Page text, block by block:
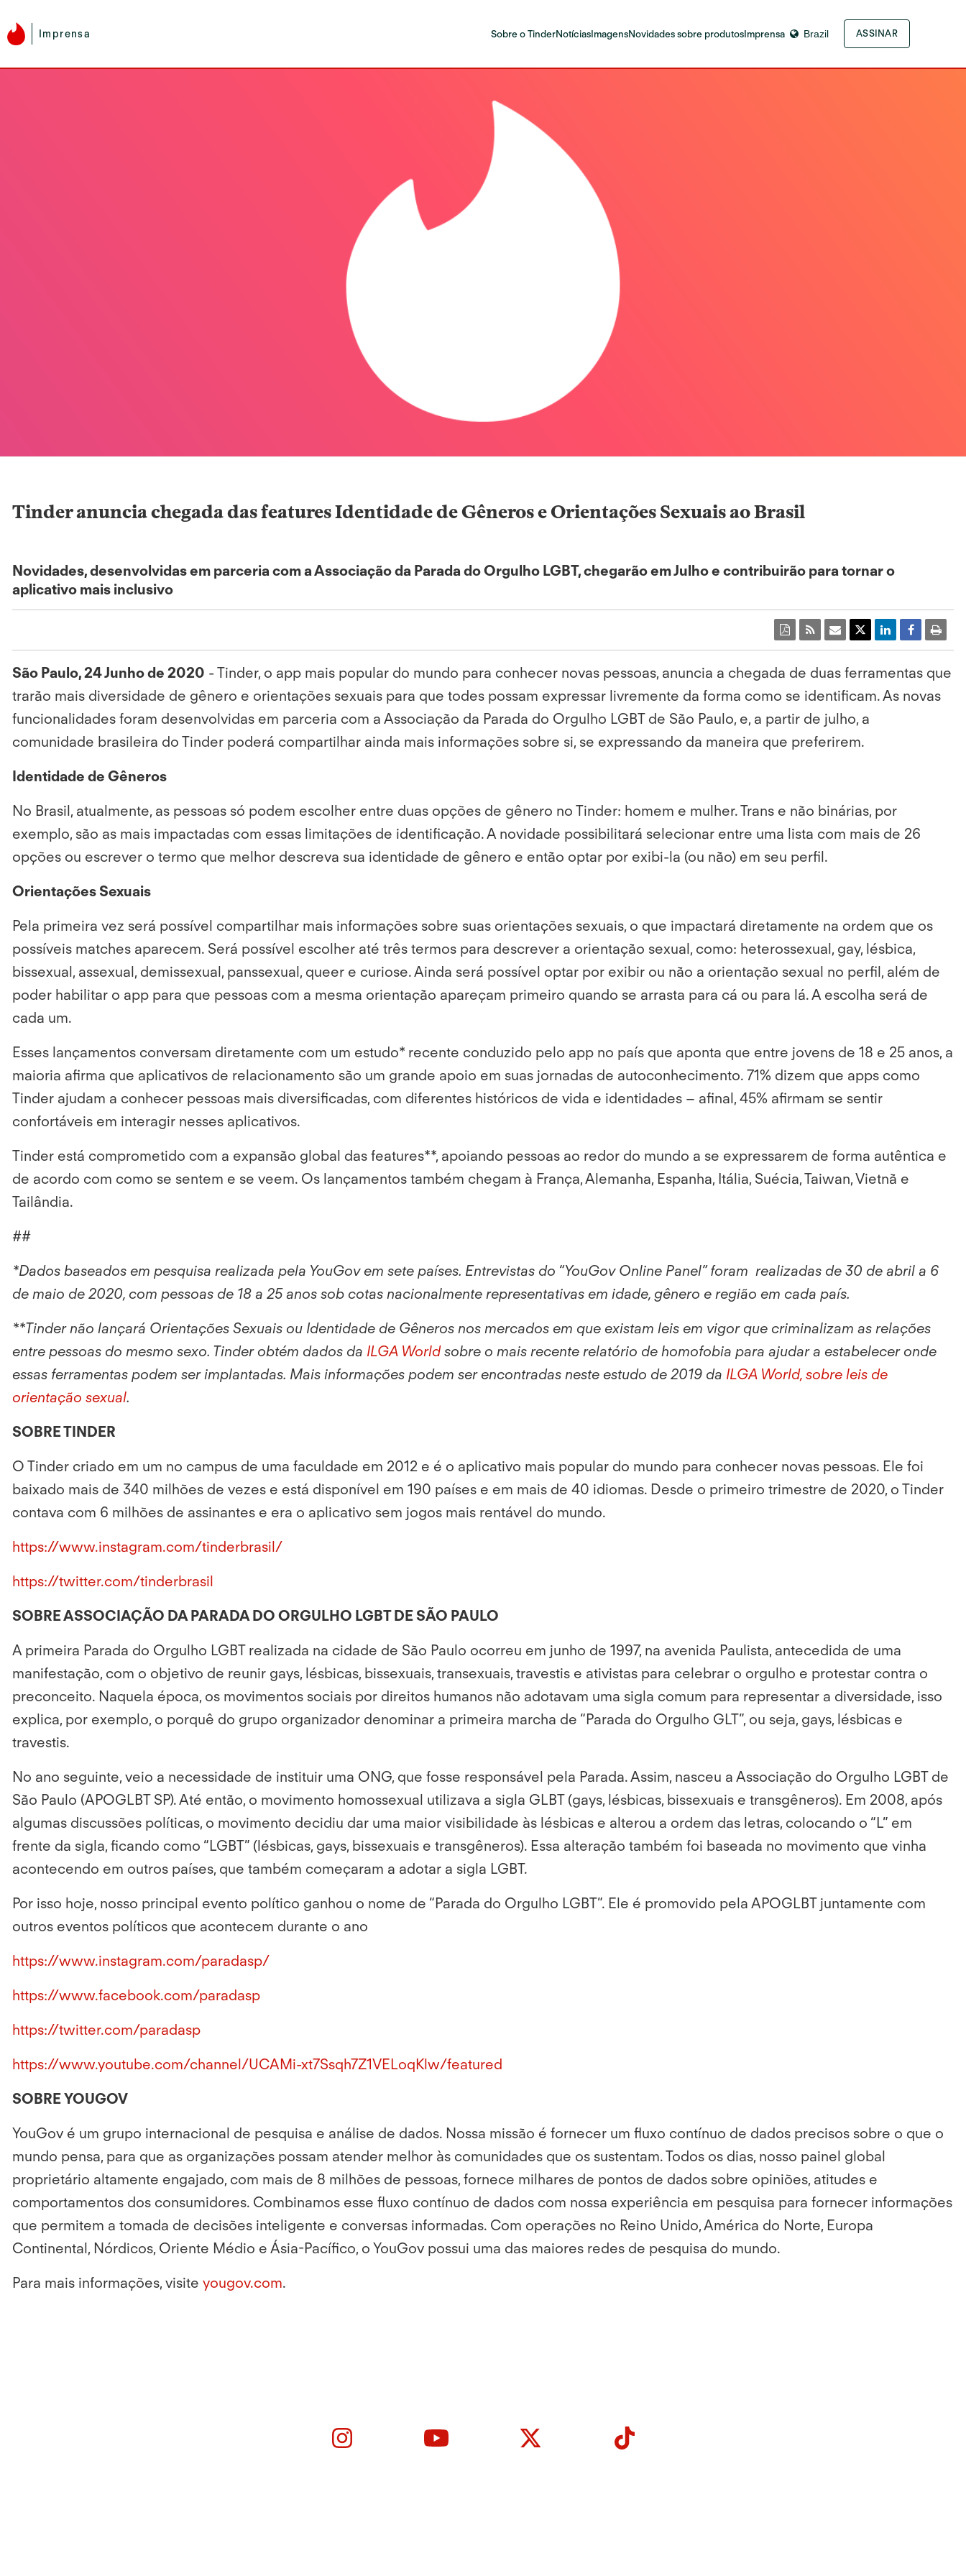
Imprensa Sobre o TinderNotíciasImagensNovidades sobre produtosImprensa Brazil ASSINAR
Tinder anuncia chegada das features Identidade de Gêneros e Orientações Sexuais ao Brasil
Novidades, desenvolvidas em parceria com a Associação da Parada do Orgulho LGBT, chegarão em Julho e contribuirão para tornar o
aplicativo mais inclusivo
São Paulo, 24 Junho de 2020 - Tinder, o app mais popular do mundo para conhecer novas pessoas, anuncia a chegada de duas ferramentas que
trarão mais diversidade de gênero e orientações sexuais para que todes possam expressar livremente da forma como se identificam. As novas
funcionalidades foram desenvolvidas em parceria com a Associação da Parada do Orgulho LGBT de São Paulo, e, a partir de julho, a
comunidade brasileira do Tinder poderá compartilhar ainda mais informações sobre si, se expressando da maneira que preferirem.
Identidade de Gêneros
No Brasil, atualmente, as pessoas só podem escolher entre duas opções de gênero no Tinder: homem e mulher. Trans e não binárias, por
exemplo, são as mais impactadas com essas limitações de identificação. A novidade possibilitará selecionar entre uma lista com mais de 26
opções ou escrever o termo que melhor descreva sua identidade de gênero e então optar por exibi-la (ou não) em seu perfil.
Orientações Sexuais
Pela primeira vez será possível compartilhar mais informações sobre suas orientações sexuais, o que impactará diretamente na ordem que os
possíveis matches aparecem. Será possível escolher até três termos para descrever a orientação sexual, como: heterossexual, gay, lésbica,
bissexual, assexual, demissexual, panssexual, queer e curiose. Ainda será possível optar por exibir ou não a orientação sexual no perfil, além de
poder habilitar o app para que pessoas com a mesma orientação apareçam primeiro quando se arrasta para cá ou para lá. A escolha será de
cada um.
Esses lançamentos conversam diretamente com um estudo* recente conduzido pelo app no país que aponta que entre jovens de 18 e 25 anos, a
maioria afirma que aplicativos de relacionamento são um grande apoio em suas jornadas de autoconhecimento. 71% dizem que apps como
Tinder ajudam a conhecer pessoas mais diversificadas, com diferentes históricos de vida e identidades – afinal, 45% afirmam se sentir
confortáveis em interagir nesses aplicativos.
Tinder está comprometido com a expansão global das features**, apoiando pessoas ao redor do mundo a se expressarem de forma autêntica e
de acordo com como se sentem e se veem. Os lançamentos também chegam à França, Alemanha, Espanha, Itália, Suécia, Taiwan, Vietnã e
Tailândia.
##
*Dados baseados em pesquisa realizada pela YouGov em sete países. Entrevistas do “YouGov Online Panel” foram realizadas de 30 de abril a 6
de maio de 2020, com pessoas de 18 a 25 anos sob cotas nacionalmente representativas em idade, gênero e região em cada país.
**Tinder não lançará Orientações Sexuais ou Identidade de Gêneros nos mercados em que existam leis em vigor que criminalizam as relações
entre pessoas do mesmo sexo. Tinder obtém dados da ILGA Worldsobre o mais recente relatório de homofobia para ajudar a estabelecer onde
essas ferramentas podem ser implantadas. Mais informações podem ser encontradas neste estudo de 2019 da ILGA World, sobre leis de
orientação sexual.
SOBRE TINDER
O Tinder criado em um no campus de uma faculdade em 2012 e é o aplicativo mais popular do mundo para conhecer novas pessoas. Ele foi
baixado mais de 340 milhões de vezes e está disponível em 190 países e em mais de 40 idiomas. Desde o primeiro trimestre de 2020, o Tinder
contava com 6 milhões de assinantes e era o aplicativo sem jogos mais rentável do mundo.
https://www.instagram.com/tinderbrasil/
https://twitter.com/tinderbrasil
SOBRE ASSOCIAÇÃO DA PARADA DO ORGULHO LGBT DE SÃO PAULO
A primeira Parada do Orgulho LGBT realizada na cidade de São Paulo ocorreu em junho de 1997, na avenida Paulista, antecedida de uma
manifestação, com o objetivo de reunir gays, lésbicas, bissexuais, transexuais, travestis e ativistas para celebrar o orgulho e protestar contra o
preconceito. Naquela época, os movimentos sociais por direitos humanos não adotavam uma sigla comum para representar a diversidade, isso
explica, por exemplo, o porquê do grupo organizador denominar a primeira marcha de “Parada do Orgulho GLT”, ou seja, gays, lésbicas e
travestis.
No ano seguinte, veio a necessidade de instituir uma ONG, que fosse responsável pela Parada. Assim, nasceu a Associação do Orgulho LGBT de
São Paulo (APOGLBT SP). Até então, o movimento homossexual utilizava a sigla GLBT (gays, lésbicas, bissexuais e transgêneros). Em 2008, após
algumas discussões políticas, o movimento decidiu dar uma maior visibilidade às lésbicas e alterou a ordem das letras, colocando o “L” em
frente da sigla, ficando como “LGBT” (lésbicas, gays, bissexuais e transgêneros). Essa alteração também foi baseada no movimento que vinha
acontecendo em outros países, que também começaram a adotar a sigla LGBT.
Por isso hoje, nosso principal evento político ganhou o nome de “Parada do Orgulho LGBT”. Ele é promovido pela APOGLBT juntamente com
outros eventos políticos que acontecem durante o ano
https://www.instagram.com/paradasp/
https://www.facebook.com/paradasp
https://twitter.com/paradasp
https://www.youtube.com/channel/UCAMi-xt7Ssqh7Z1VELoqKlw/featured
SOBRE YOUGOV
YouGov é um grupo internacional de pesquisa e análise de dados. Nossa missão é fornecer um fluxo contínuo de dados precisos sobre o que o
mundo pensa, para que as organizações possam atender melhor às comunidades que os sustentam. Todos os dias, nosso painel global
proprietário altamente engajado, com mais de 8 milhões de pessoas, fornece milhares de pontos de dados sobre opiniões, atitudes e
comportamentos dos consumidores. Combinamos esse fluxo contínuo de dados com nossa experiência em pesquisa para fornecer informações
que permitem a tomada de decisões inteligente e conversas informadas. Com operações no Reino Unido, América do Norte, Europa
Continental, Nórdicos, Oriente Médio e Ásia-Pacífico, o YouGov possui uma das maiores redes de pesquisa do mundo.
Para mais informações, visite yougov.com.